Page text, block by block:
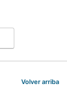
Volver arriba